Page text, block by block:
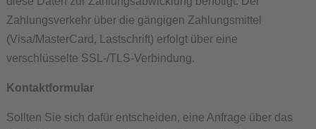
Zahlungsverkehr über die gängigen Zahlungsmittel
(Visa/MasterCard, Lastschrift) erfolgt über eine
verschlüsselte SSL-/TLS-Verbindung.
Kontaktformular
Sollten Sie sich dafür entscheiden, eine Anfrage über das